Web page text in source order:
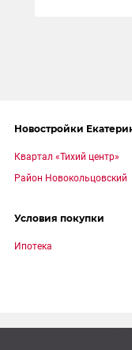
Новостройки
Квартал «Тихий центр»
Район Новокольцовский
Условия покупки
Ипотека